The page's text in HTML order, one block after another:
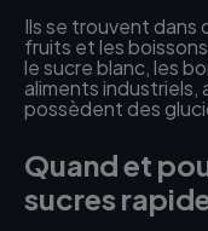
Ils se trouvent dans
fruits et les
le sucre blanc, les
aliments industriels,
possèdent des
Quand et
sucres